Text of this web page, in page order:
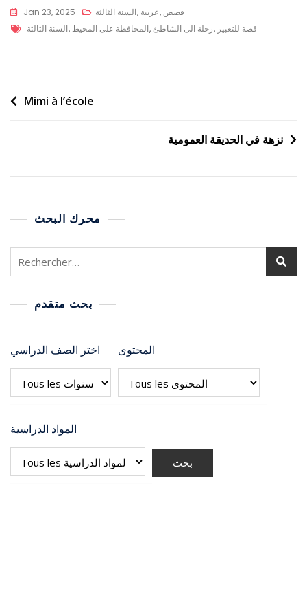
Jan 23, 2025 السنة الثالثة, عربية, قصص
السنة الثالثة, المحافظة على المحيط,رحلة الى الشاطئ, قصة للتعبير
Mimi à l’école
نزهة في الحديقة العمومية
محرك البحث
بحث متقدم
اختر الصف الدراسي المحتوى
المواد الدراسية